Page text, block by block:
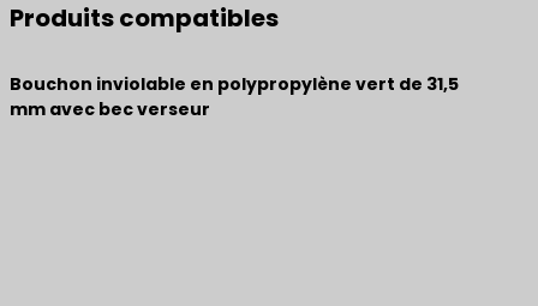
Produits compatibles
Bouchon inviolable en polypropylène vert de 31,5
mm avec bec verseur